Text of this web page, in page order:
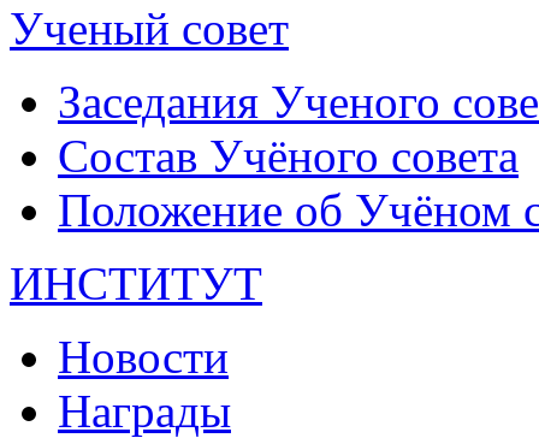
Ученый совет
Заседания Ученого
Состав Учёного совета
Положение об Учёном
ИНСТИТУТ
Новости
Награды